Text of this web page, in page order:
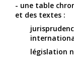
- une table
et des textes :
législation